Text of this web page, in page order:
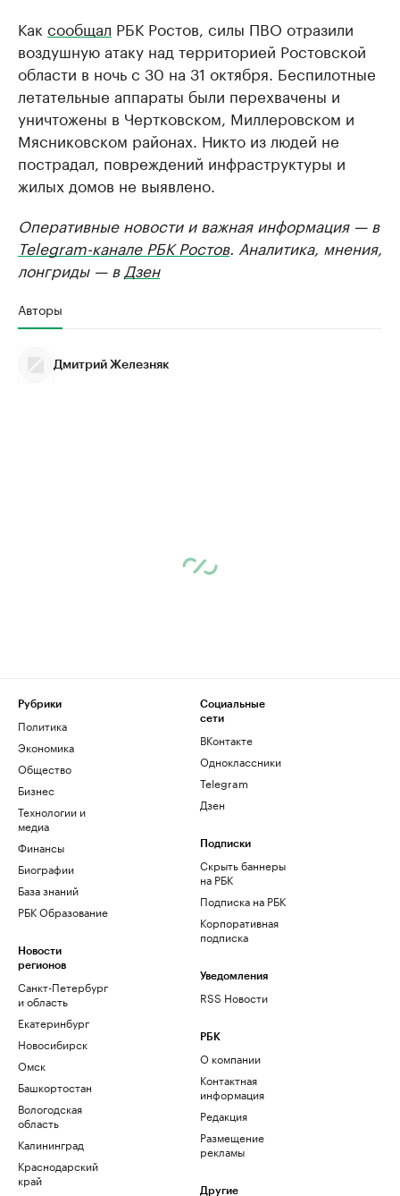
Как сообщал РБК Ростов, силы ПВО отразили
воздушную атаку над территорией Ростовской
области в ночь с 30 на 31 октября. Беспилотные
летательные аппараты были перехвачены и
уничтожены в Чертковском, Миллеровском и
Мясниковском районах. Никто из людей не
пострадал, повреждений инфраструктуры и
жилых домов не выявлено.
Оперативные новости и важная информация — в
Telegram-канале РБК Ростов. Аналитика, мнения,
лонгриды — в Дзен
Авторы
Дмитрий Железняк
Рубрики
Политика
Экономика
Общество
Бизнес
Технологии и
медиа
Финансы
Биографии
База знаний
РБК Образование
Новости
регионов
Санкт-Петербург
и область
Екатеринбург
Новосибирск
Омск
Башкортостан
Вологодская
область
Калининград
Краснодарский
край
Социальные
сети
ВКонтакте
Одноклассники
Telegram
Дзен
Подписки
Скрыть баннеры
на РБК
Подписка на РБК
Корпоративная
подписка
Уведомления
RSS Новости
РБК
О компании
Контактная
информация
Редакция
Размещение
рекламы
Другие